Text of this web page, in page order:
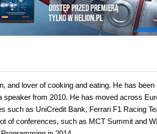
and lover of cooking and eating. He has been
from 2010. He has moved across
such as UniCredit Bank, Ferrari F1 Racing
of conferences, such as MCT Summit and